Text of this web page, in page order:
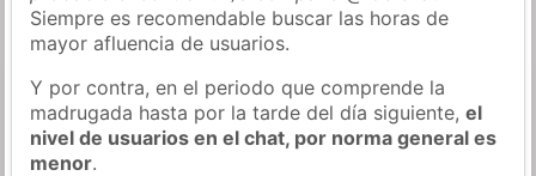
Siempre es recomendable buscar las horas de
mayor afluencia de usuarios.
Y por contra, en el periodo que comprende la
madrugada hasta por la tarde del día siguiente,el
nivel de usuarios en el chat, por norma general es
menor.